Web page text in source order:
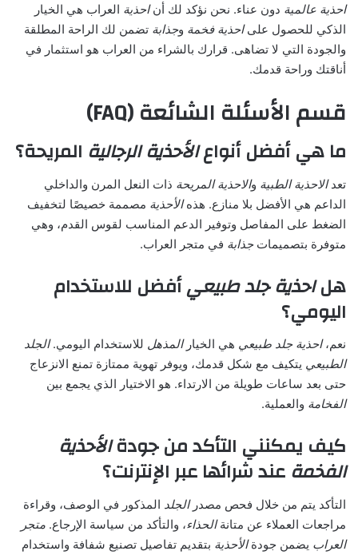
احذية عالمية دون عناء. نحن نؤكد لك أناحذية العراب هي الخيار
الذكي للحصول علىاحذية فخمة وجذابة تضمن لك الراحة المطلقة
والجودة التي لا تضاهى. قرارك بالشراء من العراب هو استثمار في
أناقتك وراحة قدمك.
قسم الأسئلة الشائعة (FAQ)
ما هي أفضل أنواعالأحذية الرجالية المريحة؟
تعدالاحذية الطبية والاحذية المريحة ذات النعل المرن والداخلي
الداعم هي الأفضل بلا منازع. هذهالأحذية مصممة خصيصًا لتخفيف
الضغط على المفاصل وتوفير الدعم المناسب لقوس القدم، وهي
متوفرة بتصميماتجذابة في متجر العراب.
هلاحذية جلد طبيعيأفضل للاستخدام
اليومي؟
نعم،احذية جلد طبيعي هي الخيارالمذهل للاستخدام اليومي.الجلد
الطبيعي يتكيف مع شكل قدمك، ويوفر تهوية ممتازة تمنع الانزعاج
حتى بعد ساعات طويلة من الارتداء. هو الاختيار الذي يجمع بين
الفخامة والعملية.
كيف يمكنني التأكد من جودةالأحذية
الفخمةعند شرائها عبر الإنترنت؟
التأكد يتم من خلال فحص مصدرالجلد المذكور في الوصف، وقراءة
مراجعات العملاء عن متانةالحذاء، والتأكد من سياسة الإرجاع. متجر
العراب يضمن جودةالأحذية بتقديم تفاصيل تصنيع شفافة واستخدام